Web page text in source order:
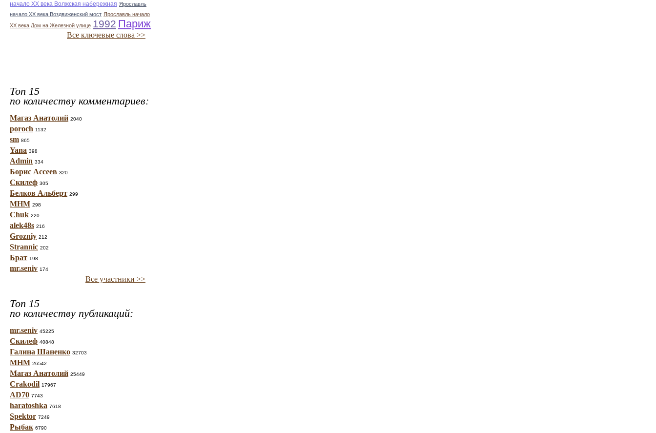
начало ХХ века Волжская набережная Ярославль
начало ХХ века Воздвиженский мост Ярославль начало
ХХ века Дом на Железной улице 1992 Париж
Все ключевые слова >>
Топ 15
по количеству комментариев:
Магаз Анатолий 2040
poroch 1132
sm 865
Yana 398
Admin 334
Борис Ассеев 320
Скилеф 305
Белков Альберт 299
МНМ 298
Chuk 220
alek48s 216
Grozniy 212
Strannic 202
Брат 198
mr.seniv 174
Все участники >>
Топ 15
по количеству публикаций:
mr.seniv 45225
Скилеф 40848
Галина Шаненко 32703
МНМ 26542
Магаз Анатолий 25449
Crakodil 17967
AD70 7743
haratoshka 7618
Spektor 7249
Рыбак 6790